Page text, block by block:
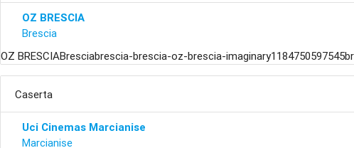
OZ BRESCIA
Brescia
OZ BRESCIABresciabrescia-brescia-oz-brescia-
Caserta
Uci Cinemas Marcianise
Marcianise